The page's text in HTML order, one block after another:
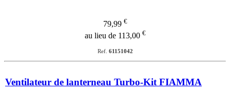
79,99 €
au lieu de 113,00 €
Ref. 61151042
Ventilateur de lanterneau Turbo-Kit FIAMMA